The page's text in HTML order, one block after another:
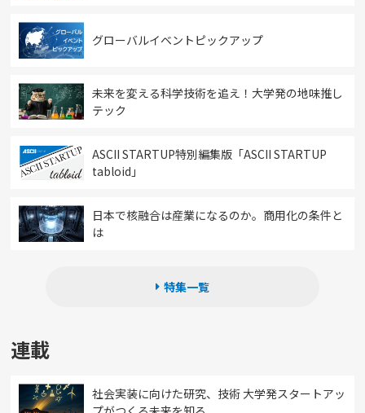
グローバルイベントピックアップ
未来を変える科学技術を追え！大学発の地味推し
テック
ASCII STARTUP特別編集版「ASCII STARTUP
tabloid」
日本で核融合は産業になるのか。商用化の条件と
は
特集一覧
連載
社会実装に向けた研究、技術 大学発スタートアッ